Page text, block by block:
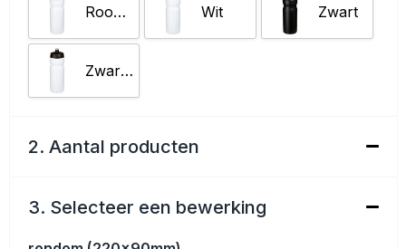
Schoenentassen
Golftassen
Goodiebags
Rood/Wit Wit Zwart
Zwart/Wit
2. Aantal producten
3. Selecteer een bewerking